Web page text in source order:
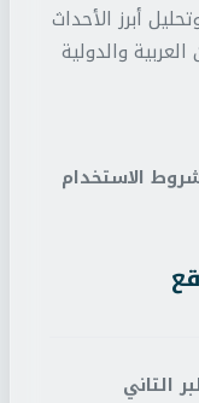
أبرز الأحداث
والدولية
الاستخدام
التاني